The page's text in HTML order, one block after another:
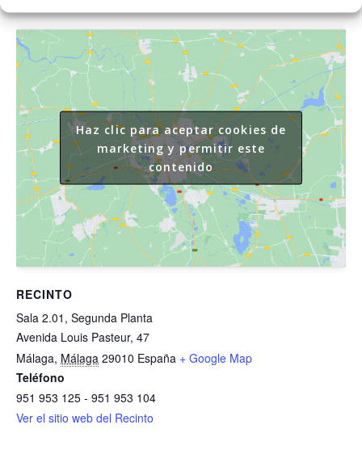
RECINTO
Sala 2.01, Segunda Planta
Avenida Louis Pasteur, 47
Málaga, Málaga 29010 España + Google Map
Teléfono
951 953 125 - 951 953 104
Ver el sitio web del Recinto
Haz clic para aceptar cookies de
marketing y permitir este
contenido